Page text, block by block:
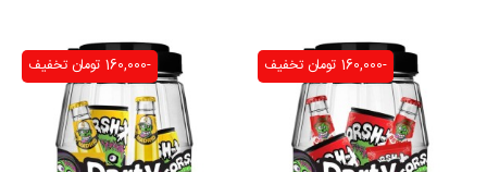
تخفیف -160,000 تومان تخفیف -160,000 تومان